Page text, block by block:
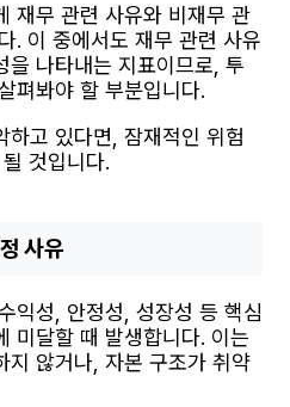
재무 관련 사유와 비재무 관
. 이 중에서도 재무 관련 사유
을 나타내는 지표이므로, 투
펴봐야 할 부분입니다.
하고 있다면, 잠재적인 위험
것입니다.
사유
익성, 안정성, 성장성 등 핵심
미달할 때 발생합니다. 이는
지 않거나, 자본 구조가 취약